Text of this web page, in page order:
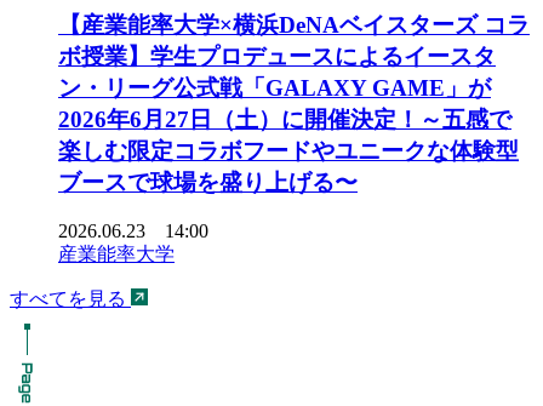
【産業能率大学×横浜DeNAベイスターズ コラ
ボ授業】学生プロデュースによるイースタ
ン・リーグ公式戦「GALAXY GAME」が
2026年6月27日（土）に開催決定！～五感で
楽しむ限定コラボフードやユニークな体験型
ブースで球場を盛り上げる〜
2026.06.23 14:00
産業能率大学
すべてを見る